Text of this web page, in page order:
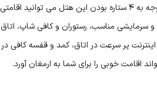
قبرس شمالی انتخاب می کنند. هتل مدیتررانین بیچ هتلی 4 ستاره در قبرس شمالی است و با توجه به 4 ستاره بودن این هتل می توانید اقامتی
و سرمایشی مناسب، رستوران و کافی شاپ، اتاق
نظافت روزانه، برخورد مناسب پرسنل، حمل بار، پذیرش 18 ساعته، اینترنت پر سرعت در اتاق، کمد و قفسه کافی در